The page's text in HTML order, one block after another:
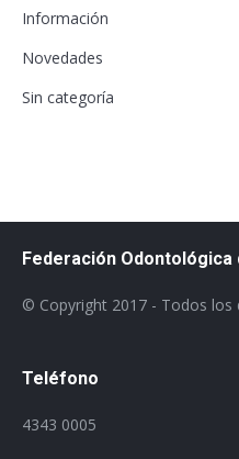
Información
Novedades
Sin categoría
Federación Odontológica
© Copyright 2017 - Todos los
Teléfono
4343 0005